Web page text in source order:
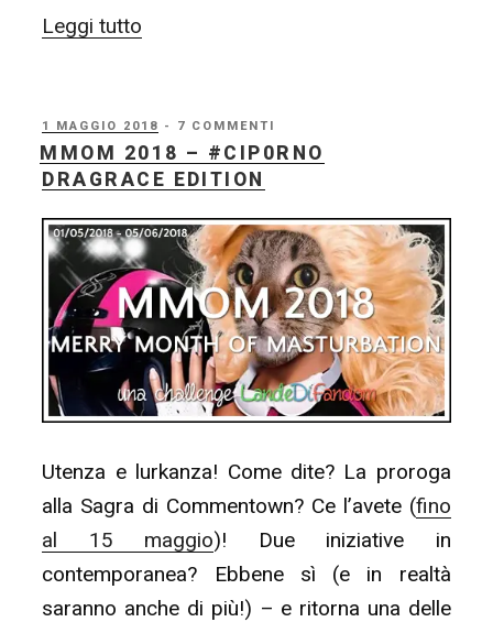
Leggi tutto
–
05/06)”
PUBBLICATO
IL
1 MAGGIO 2018 - 7 COMMENTI
MMOM 2018 – #CIP0RNO
DRAGRACE EDITION
Utenza e lurkanza! Come dite? La proroga
alla Sagra di Commentown? Ce l’avete (fino
al 15 maggio)! Due iniziative in
contemporanea? Ebbene sì (e in realtà
saranno anche di più!) – e ritorna una delle